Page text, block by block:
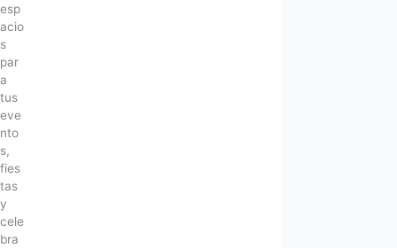
esp
acio
s
par
a
tus
eve
nto
s,
fies
tas
y
cele
bra